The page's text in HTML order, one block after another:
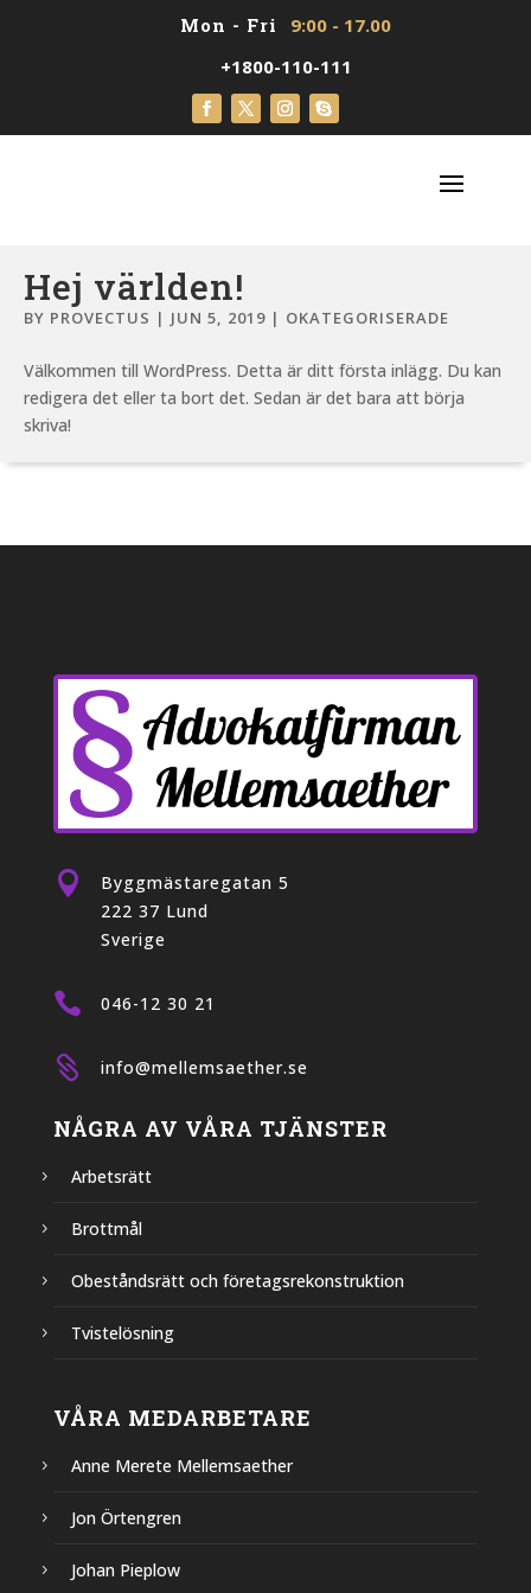
Mon - Fri
9:00 - 17.00
+1800-110-111
Hej världen!
BY PROVECTUS | JUN 5, 2019 | OKATEGORISERADE
Välkommen till WordPress. Detta är ditt första inlägg. Du kan
redigera det eller ta bort det. Sedan är det bara att börja
skriva!

Byggmästaregatan 5
222 37 Lund
Sverige
 046-12 30 21
 info@mellemsaether.se
NÅGRA AV VÅRA TJÄNSTER
Arbetsrätt
Brottmål
Obeståndsrätt och företagsrekonstruktion
Tvistelösning
VÅRA MEDARBETARE
Anne Merete Mellemsaether
Jon Örtengren
Johan Pieplow